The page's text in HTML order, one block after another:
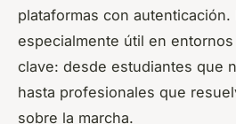
plataformas con autenticación.
especialmente útil en
clave: desde estudiantes que
hasta profesionales que
sobre la marcha.